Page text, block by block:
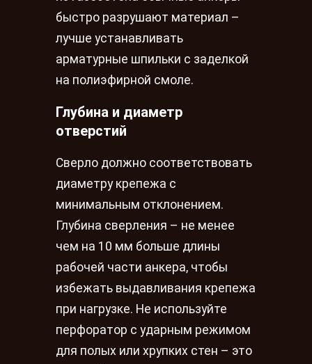
быстро разрушают материал –
лучше устанавливать
арматурные шпильки с заделкой
на полиэфирной смоле.
Глубина и диаметр
отверстий
Сверло должно соответствовать
диаметру крепежа с
минимальным отклонением.
Глубина сверления – не менее
чем на 10 мм больше длины
рабочей части анкера, чтобы
избежать выдавливания крепежа
при нагрузке. Не используйте
перфоратор с ударным режимом
для полых или хрупких стен – это